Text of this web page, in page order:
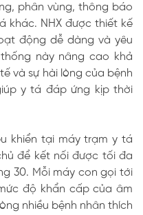
phân vùng, thông báo
khác. NHX được thiết kế
động dễ dàng và yêu
này nâng cao khả
và sự hài lòng của bệnh
y tá đáp ứng kịp thời
khiển tại máy trạm y tá
để kết nối được tối đa
30. Mỗi máy con gọi tới
độ khẩn cấp của âm
nhiều bệnh nhân thích